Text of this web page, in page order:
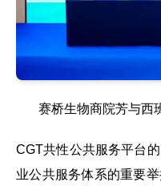
赛桥生物商院芳与西
CGT共性公共服务平台
业公共服务体系的重要